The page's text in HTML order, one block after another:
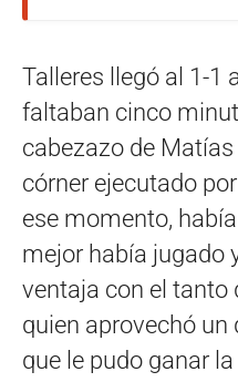
Talleres llegó al 1-1
faltaban cinco
cabezazo de
córner ejecutado
ese momento,
mejor había jugado
ventaja con el tanto
quien aprovechó un
que le pudo ganar